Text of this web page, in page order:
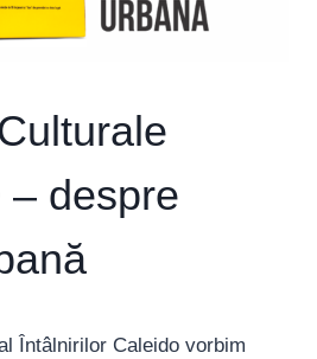
– despre
Întâlnirilor Caleido vorbim